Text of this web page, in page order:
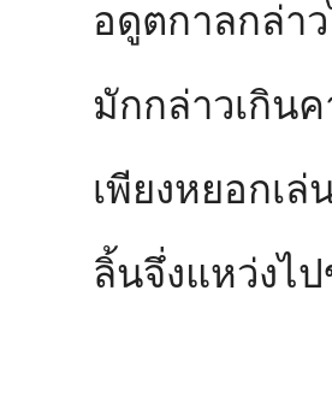
อดูตกาลกล่าว
มักกล่าวเกิน
เพียงหยอกเล่
ลิ้นจึ่งแหว่งไ